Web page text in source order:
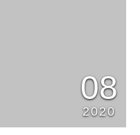
08
2020